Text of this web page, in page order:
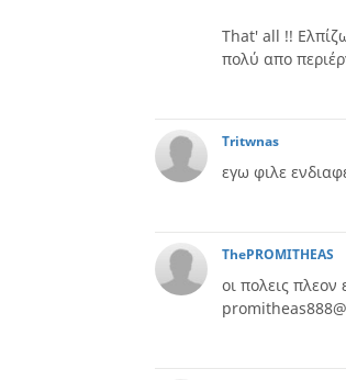
That' all !!
πολύ απο
Tritwnas
εγω φιλε
ThePROMITHEAS
οι πολεις